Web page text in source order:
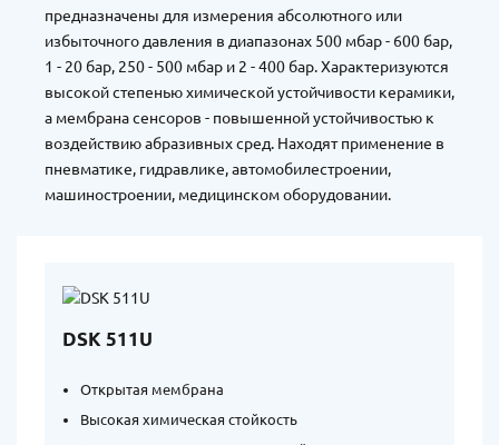
предназначены для измерения абсолютного или
избыточного давления в диапазонах 500 мбар - 600 бар,
1 - 20 бар, 250 - 500 мбар и 2 - 400 бар. Характеризуются
высокой степенью химической устойчивости керамики,
а мембрана сенсоров - повышенной устойчивостью к
воздействию абразивных сред. Находят применение в
пневматике, гидравлике, автомобилестроении,
машиностроении, медицинском оборудовании.
DSK 511U
Открытая мембрана
Высокая химическая стойкость